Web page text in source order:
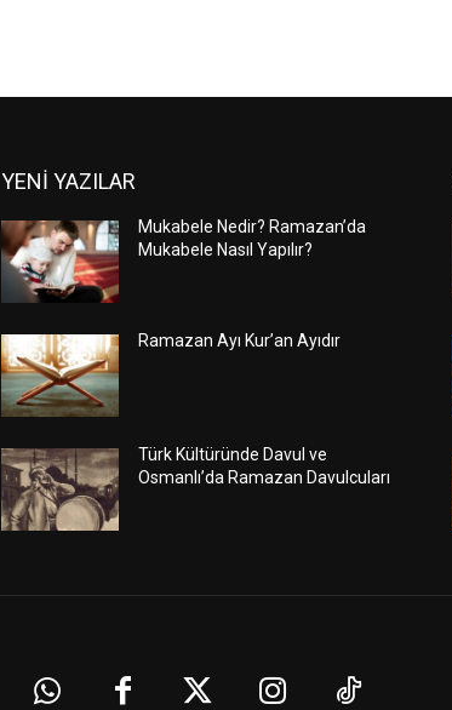
YENİ YAZILAR
Mukabele Nedir? Ramazan’da
Mukabele Nasıl Yapılır?
Ramazan Ayı Kur’an Ayıdır
Türk Kültüründe Davul ve
Osmanlı’da Ramazan Davulcuları